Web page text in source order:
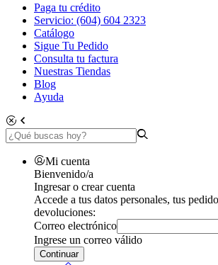
Paga tu crédito
Servicio: (604) 604 2323
Catálogo
Sigue Tu Pedido
Consulta tu factura
Nuestras Tiendas
Blog
Ayuda
Mi cuenta
Bienvenido/a
Ingresar o crear cuenta
Accede a tus datos personales, tus
devoluciones:
Correo electrónico
Ingrese un correo válido
Continuar